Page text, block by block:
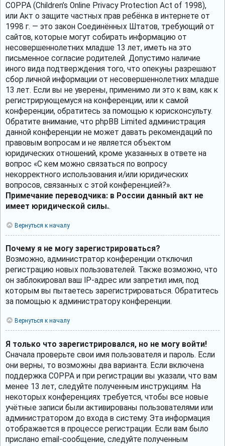
COPPA (Children’s Online Privacy Protection Act of 1998),
или Акт о защите частных прав ребёнка в интернете от
1998 г. — это закон Соединённых Штатов, требующий от
сайтов, которые могут собирать информацию от
несовершеннолетних младше 13 лет, иметь на это
письменное согласие родителей. Допустимо наличие
иного вида подтверждения того, что опекуны разрешают
сбор личной информации от несовершеннолетних младше
13 лет. Если вы не уверены, применимо ли это к вам, как к
регистрирующемуся на конференции, или к самой
конференции, обратитесь за помощью к юрисконсульту.
Обратите внимание, что phpBB Limited администрация
данной конференции не может давать рекомендаций по
правовым вопросам и не является объектом
юридических отношений, кроме указанных в ответе на
вопрос «С кем можно связаться по вопросу
некорректного использования и/или юридических
вопросов, связанных с этой конференцией?».
Примечание переводчика: в России данный акт не
имеет юридической силы..
Вернуться к началу
Почему я не могу зарегистрироваться?
Возможно, администратор конференции отключил
регистрацию новых пользователей. Также возможно, что
он заблокировал ваш IP-адрес или запретил имя, под
которым вы пытаетесь зарегистрироваться. Обратитесь
за помощью к администратору конференции.
Вернуться к началу
Я только что зарегистрировался, но не могу войти!
Сначала проверьте свои имя пользователя и пароль. Если
они верны, то возможны два варианта. Если включена
поддержка COPPA и при регистрации вы указали, что вам
менее 13 лет, следуйте полученным инструкциям. На
некоторых конференциях требуется, чтобы все новые
учётные записи были активированы пользователями или
администратором до входа в систему. Эта информация
отображается в процессе регистрации. Если вам было
прислано email-сообщение, следуйте полученным